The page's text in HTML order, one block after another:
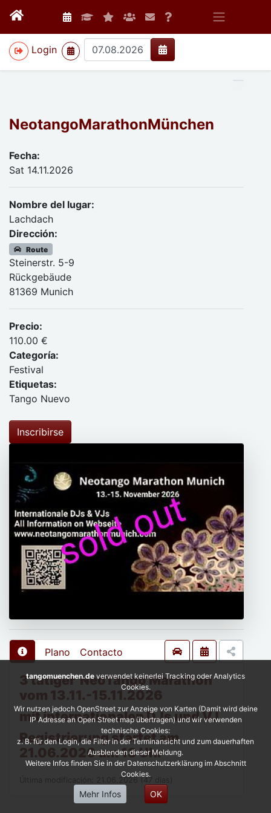
Login
>
NeotangoMarathonMünchen
Fecha:
Sat 14.11.2026
Nombre del lugar:
Lachdach
Dirección:
Route
Steinerstr. 5-9
Rückgebäude
81369 Munich
Precio:
110.00 €
Categoría:
Festival
Etiquetas:
Tango Nuevo
Inscribirse
Plano Contacto
3 tätiger NeoTango Marathon
vom 13.11.-15.11.2026
mit internationalen DJs und VJ
Registrierung startet am
21.06.2026 um 13 Uhr
Última modificación: 21.06.2026 (47 dias)
tangomuenchen.deverwendet keinerlei Tracking oder Analytics
Cookies.
Wir nutzen jedoch OpenStreet zur Anzeige von Karten (Damit wird deine
IP Adresse an Open Street map übertragen) und wir verwenden
technische Cookies:
z. B. für den Login, die Filter in der Terminansicht und zum dauerhaften
Ausblenden dieser Meldung.
Weitere Infos finden Sie in der Datenschutzerklärung im Abschnitt
Cookies.
Mehr Infos OK